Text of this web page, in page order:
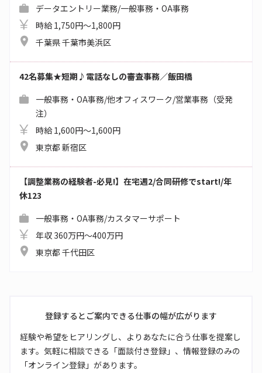
データエントリー業務/一般事務・OA事務
時給 1,750円～1,800円
千葉県 千葉市美浜区
42名募集★短期♪電話なしの審査事務／飯田橋
一般事務・OA事務/他オフィスワーク/営業事務（受発
注）
時給 1,600円～1,600円
東京都 新宿区
【調整業務の経験者-必見!】在宅週2/合同研修でstart!/年
休123
一般事務・OA事務/カスタマーサポート
年収 360万円～400万円
東京都 千代田区
登録するとご案内できる仕事の幅が広がります
経験や希望をヒアリングし、よりあなたに合う仕事を提案し
ます。気軽に相談できる「面談付き登録」、情報登録のみの
「オンライン登録」があります。